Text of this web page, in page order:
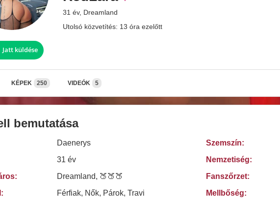
31 év, Dreamland
Utolsó közvetítés: 13 óra ezelőtt
Jatt küldése
KÉPEK 250 VIDEÓK 5
bemutatása
Daenerys
31 év
Dreamland, 🍑🍑🍑
Férfiak, Nők, Párok, Travi
Szemszín:
Nemzetiség:
Fanszőrzet:
Mellbőség: